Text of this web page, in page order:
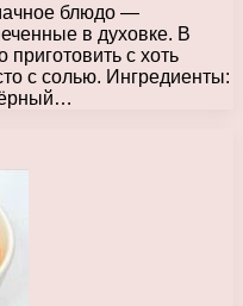
блюдо —
в духовке. В
с хоть
с солью. Ингредиенты: